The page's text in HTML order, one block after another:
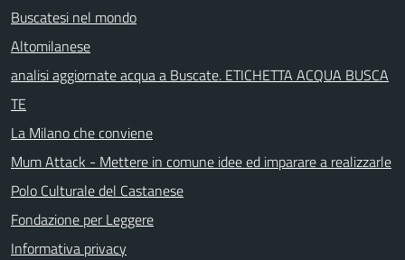
Buscatesi nel mondo
Altomilanese
analisi aggiornate acqua a Buscate. ETICHETTA ACQUA BUSCA
TE
La Milano che conviene
Mum Attack - Mettere in comune idee ed imparare a realizzarle
Polo Culturale del Castanese
Fondazione per Leggere
Informativa privacy